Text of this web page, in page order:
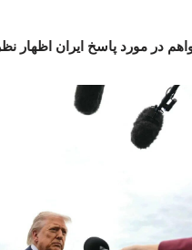
در مورد پاسخ ایران اظهار